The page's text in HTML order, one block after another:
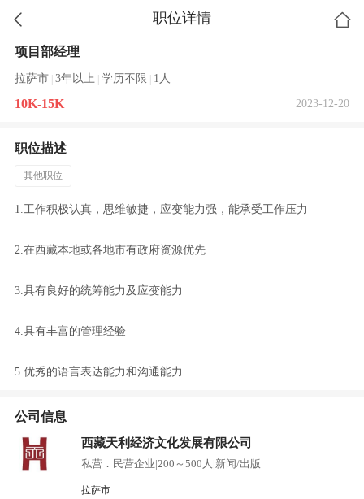
职位详情
项目部经理
拉萨市 3年以上 学历不限 1人
10K-15K 2023-12-20
职位描述
其他职位
1.工作积极认真，思维敏捷，应变能力强，能承受工作压力
2.在西藏本地或各地市有政府资源优先
3.具有良好的统筹能力及应变能力
4.具有丰富的管理经验
5.优秀的语言表达能力和沟通能力
公司信息
西藏天利经济文化发展有限公司
私营．民营企业|200～500人 |新闻/出版
拉萨市